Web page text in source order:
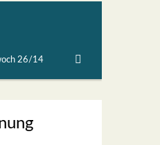
26/14